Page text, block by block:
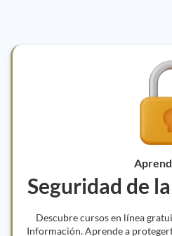
Seguridad de
Descubre cursos en línea
Información. Aprende a